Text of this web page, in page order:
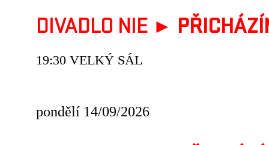
DIVADLO NIE ►
19:30 VELKÝ SÁL
pondělí 14/09/2026